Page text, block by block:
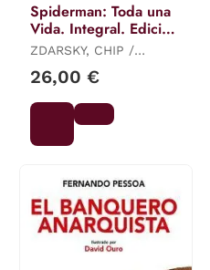
Spiderman: Toda una
Vida. Integral. Edición
de Lujo
ZDARSKY, CHIP /
BAGLEY, MARK
26,00 €